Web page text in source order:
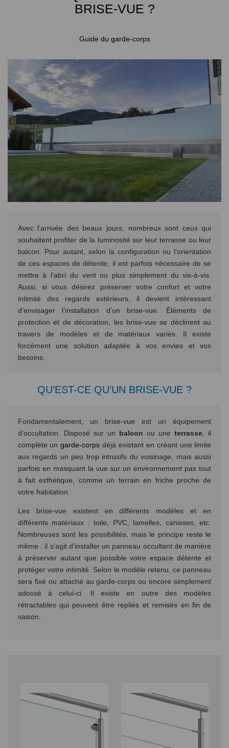
BRISE-VUE ?
Guide du garde-corps
Avec l’arrivée des beaux jours, nombreux sont ceux qui
souhaitent profiter de la luminosité sur leur terrasse ou leur
balcon. Pour autant, selon la configuration ou l’orientation
de ces espaces de détente, il est parfois nécessaire de se
mettre à l’abri du vent ou plus simplement du vis-à-vis.
Aussi, si vous désirez préserver votre confort et votre
intimité des regards extérieurs, il devient intéressant
d’envisager l’installation d’un brise-vue. Éléments de
protection et de décoration, les brise-vue se déclinent au
travers de modèles et de matériaux variés. Il existe
forcément une solution adaptée à vos envies et vos
besoins.
QU’EST-CE QU’UN BRISE-VUE ?
Fondamentalement, un brise-vue est un équipement
d’occultation. Disposé sur un balcon ou uneterrasse , il
complète ungarde-corps déjà existant en créant une limite
aux regards un peu trop intrusifs du voisinage, mais aussi
parfois en masquant la vue sur un environnement pas tout
à fait esthétique, comme un terrain en friche proche de
votre habitation.
Les brise-vue existent en différents modèles et en
différents matériaux : toile, PVC, lamelles, canisses, etc.
Nombreuses sont les possibilités, mais le principe reste le
même : il s’agit d’installer un panneau occultant de manière
à préserver autant que possible votre espace détente et
protéger votre intimité. Selon le modèle retenu, ce panneau
sera fixé ou attaché au garde-corps ou encore simplement
adossé à celui-ci. Il existe en outre des modèles
rétractables qui peuvent être repliés et remisés en fin de
saison.